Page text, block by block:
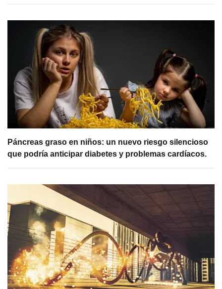
Páncreas graso en niños: un nuevo riesgo silencioso
que podría anticipar diabetes y problemas cardíacos.